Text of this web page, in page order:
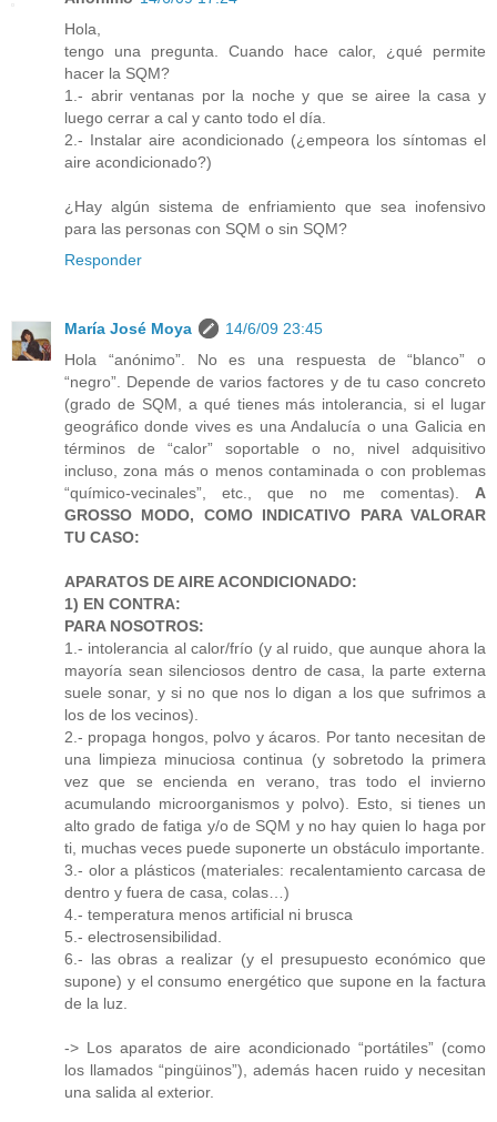
Hola,
tengo una pregunta. Cuando hace calor, ¿qué permite
hacer la SQM?
1.- abrir ventanas por la noche y que se airee la casa y
luego cerrar a cal y canto todo el día.
2.- Instalar aire acondicionado (¿empeora los síntomas el
aire acondicionado?)
¿Hay algún sistema de enfriamiento que sea inofensivo
para las personas con SQM o sin SQM?
Responder
María José Moya
14/6/09 23:45
Hola “anónimo”. No es una respuesta de “blanco” o
“negro”. Depende de varios factores y de tu caso concreto
(grado de SQM, a qué tienes más intolerancia, si el lugar
geográfico donde vives es una Andalucía o una Galicia en
términos de “calor” soportable o no, nivel adquisitivo
incluso, zona más o menos contaminada o con problemas
“químico-vecinales”, etc., que no me comentas). A
GROSSO MODO, COMO INDICATIVO PARA VALORAR
TU CASO:
APARATOS DE AIRE ACONDICIONADO:
1) EN CONTRA:
PARA NOSOTROS:
1.- intolerancia al calor/frío (y al ruido, que aunque ahora la
mayoría sean silenciosos dentro de casa, la parte externa
suele sonar, y si no que nos lo digan a los que sufrimos a
los de los vecinos).
2.- propaga hongos, polvo y ácaros. Por tanto necesitan de
una limpieza minuciosa continua (y sobretodo la primera
vez que se encienda en verano, tras todo el invierno
acumulando microorganismos y polvo). Esto, si tienes un
alto grado de fatiga y/o de SQM y no hay quien lo haga por
ti, muchas veces puede suponerte un obstáculo importante.
3.- olor a plásticos (materiales: recalentamiento carcasa de
dentro y fuera de casa, colas…)
4.- temperatura menos artificial ni brusca
5.- electrosensibilidad.
6.- las obras a realizar (y el presupuesto económico que
supone) y el consumo energético que supone en la factura
de la luz.
-> Los aparatos de aire acondicionado “portátiles” (como
los llamados “pingüinos”), además hacen ruido y necesitan
una salida al exterior.